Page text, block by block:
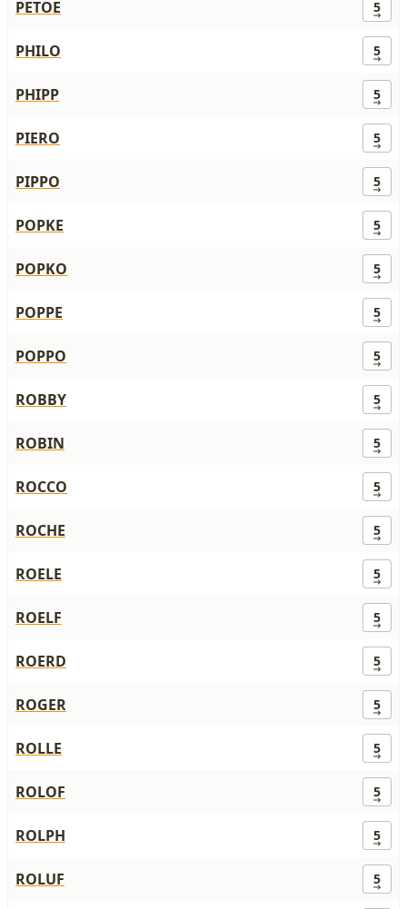
PETOE 5
PHILO 5
PHIPP 5
PIERO 5
PIPPO 5
POPKE 5
POPKO 5
POPPE 5
POPPO 5
ROBBY 5
ROBIN 5
ROCCO 5
ROCHE 5
ROELE 5
ROELF 5
ROERD 5
ROGER 5
ROLLE 5
ROLOF 5
ROLPH 5
ROLUF 5